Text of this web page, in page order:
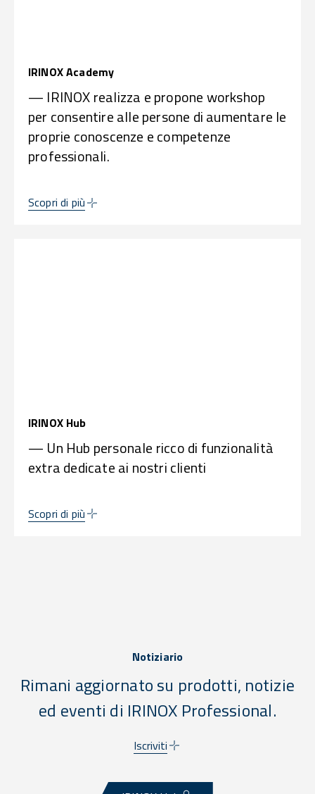
IRINOX Academy
— IRINOX realizza e propone workshop
per consentire alle persone di aumentare le
proprie conoscenze e competenze
professionali.
Scopri di più
IRINOX Hub
— Un Hub personale ricco di funzionalità
extra dedicate ai nostri clienti
Scopri di più
Notiziario
Rimani aggiornato su prodotti, notizie
ed eventi di IRINOX Professional.
Iscriviti